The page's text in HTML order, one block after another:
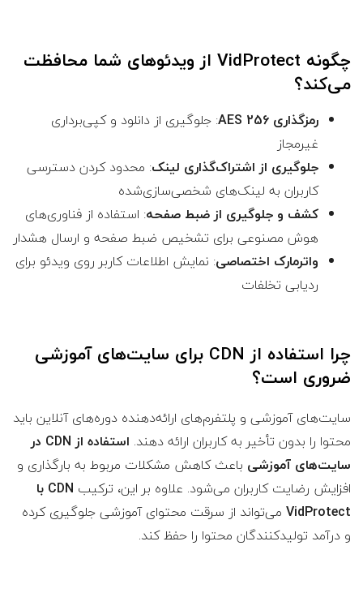
چگونه VidProtect از ویدئوهای شما محافظت
می‌کند؟
رمزگذاری AES 256
: جلوگیری از دانلود و کپی‌برداری
غیرمجاز
جلوگیری از اشتراک‌گذاری لینک: محدود کردن دسترسی
کاربران به لینک‌های شخصی‌سازی‌شده
کشف و جلوگیری از ضبط صفحه: استفاده از فناوری‌های
هوش مصنوعی برای تشخیص ضبط صفحه و ارسال هشدار
واترمارک اختصاصی: نمایش اطلاعات کاربر روی ویدئو برای
ردیابی تخلفات
چرا استفاده از CDN برای سایت‌های آموزشی
ضروری است؟
سایت‌های آموزشی و پلتفرم‌های ارائه‌دهنده دوره‌های آنلاین باید
محتوا را بدون تأخیر به کاربران ارائه دهند.
استفاده از CDN در
سایت‌های آموزشی باعث کاهش مشکلات مربوط به بارگذاری و
افزایش رضایت کاربران می‌شود. علاوه بر این، ترکیب
CDN با
VidProtect می‌تواند از سرقت محتوای آموزشی جلوگیری کرده
و درآمد تولیدکنندگان محتوا را حفظ کند.